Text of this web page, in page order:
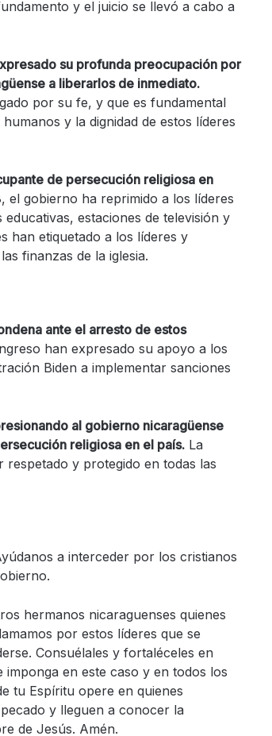
y el juicio se llevó a cabo a
su profunda preocupación por
a liberarlos de inmediato.
por su fe, y que es fundamental
y la dignidad de estos líderes
de persecución religiosa en
el gobierno ha reprimido a los líderes
estaciones de televisión y
han etiquetado a los líderes y
finanzas de la iglesia.
ante el arresto de estos
han expresado su apoyo a los
Biden a implementar sanciones
al gobierno nicaragüense
religiosa en el país.La
respetado y protegido en todas las
a interceder por los cristianos
hermanos nicaraguenses quienes
por estos líderes que se
Consuélales y fortaléceles en
imponga en este caso y en todos los
tu Espíritu opere en quienes
y lleguen a conocer la
de Jesús. Amén.